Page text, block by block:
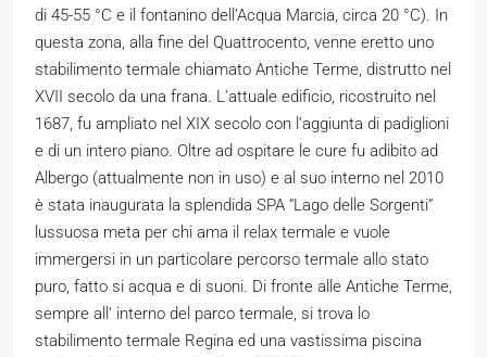
di 45-55 °C e il fontanino dell’Acqua Marcia, circa 20 °C). In
questa zona, alla fine del Quattrocento, venne eretto uno
stabilimento termale chiamato Antiche Terme, distrutto nel
XVII secolo da una frana. L’attuale edificio, ricostruito nel
1687, fu ampliato nel XIX secolo con l’aggiunta di padiglioni
e di un intero piano. Oltre ad ospitare le cure fu adibito ad
Albergo (attualmente non in uso) e al suo interno nel 2010
è stata inaugurata la splendida SPA “Lago delle Sorgenti”
lussuosa meta per chi ama il relax termale e vuole
immergersi in un particolare percorso termale allo stato
puro, fatto si acqua e di suoni. Di fronte alle Antiche Terme,
sempre all’ interno del parco termale, si trova lo
stabilimento termale Regina ed una vastissima piscina